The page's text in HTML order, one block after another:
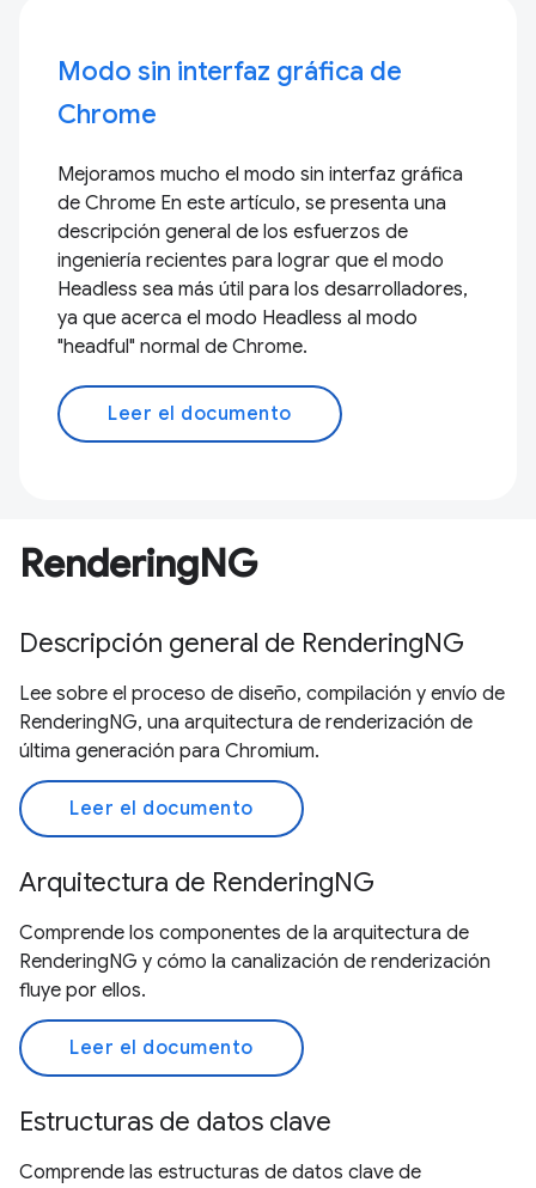
Modo sin interfaz gráfica de
Chrome
Mejoramos mucho el modo sin interfaz gráfica
de Chrome En este artículo, se presenta una
descripción general de los esfuerzos de
ingeniería recientes para lograr que el modo
Headless sea más útil para los desarrolladores,
ya que acerca el modo Headless al modo
"headful" normal de Chrome.
Leer el documento
RenderingNG
Descripción general de RenderingNG
Lee sobre el proceso de diseño, compilación y envío de
RenderingNG, una arquitectura de renderización de
última generación para Chromium.
Leer el documento
Arquitectura de RenderingNG
Comprende los componentes de la arquitectura de
RenderingNG y cómo la canalización de renderización
fluye por ellos.
Leer el documento
Estructuras de datos clave
Comprende las estructuras de datos clave de